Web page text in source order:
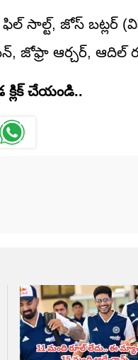
ఫిల్ సాల్ట్, జోస్ బట్లర్
జోఫ్రా ఆర్చర్, ఆదిల్
క్లిక్ చేయండి..